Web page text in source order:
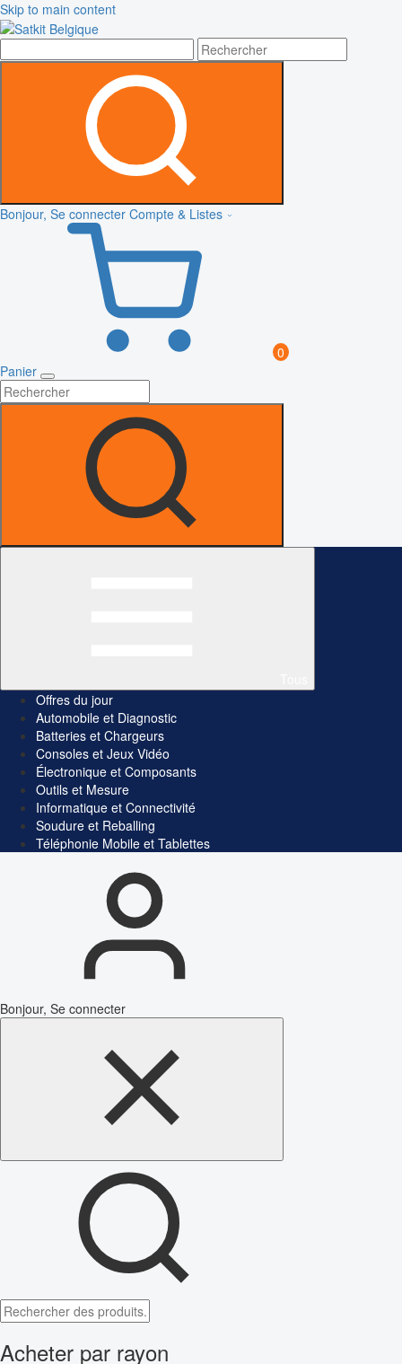
Skip to main content
Bonjour, Se connecter Compte & Listes
0
Panier
Offres du jour
Automobile et Diagnostic
Batteries et Chargeurs
Consoles et Jeux Vidéo
Électronique et Composants
Outils et Mesure
Informatique et Connectivité
Soudure et Reballing
Téléphonie Mobile et Tablettes
Bonjour, Se connecter
Acheter par rayon